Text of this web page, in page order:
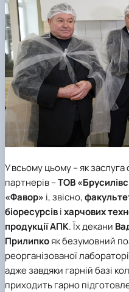
У всьому цьому – як заслуга
партнерів –ТОВ
«Фавор» і, звісно,
біоресурсівіхарчових
продукції АПК. Їх декани
Прилипкояк безумовний
реорганізованої
адже завдяки гарній базі
приходить гарно